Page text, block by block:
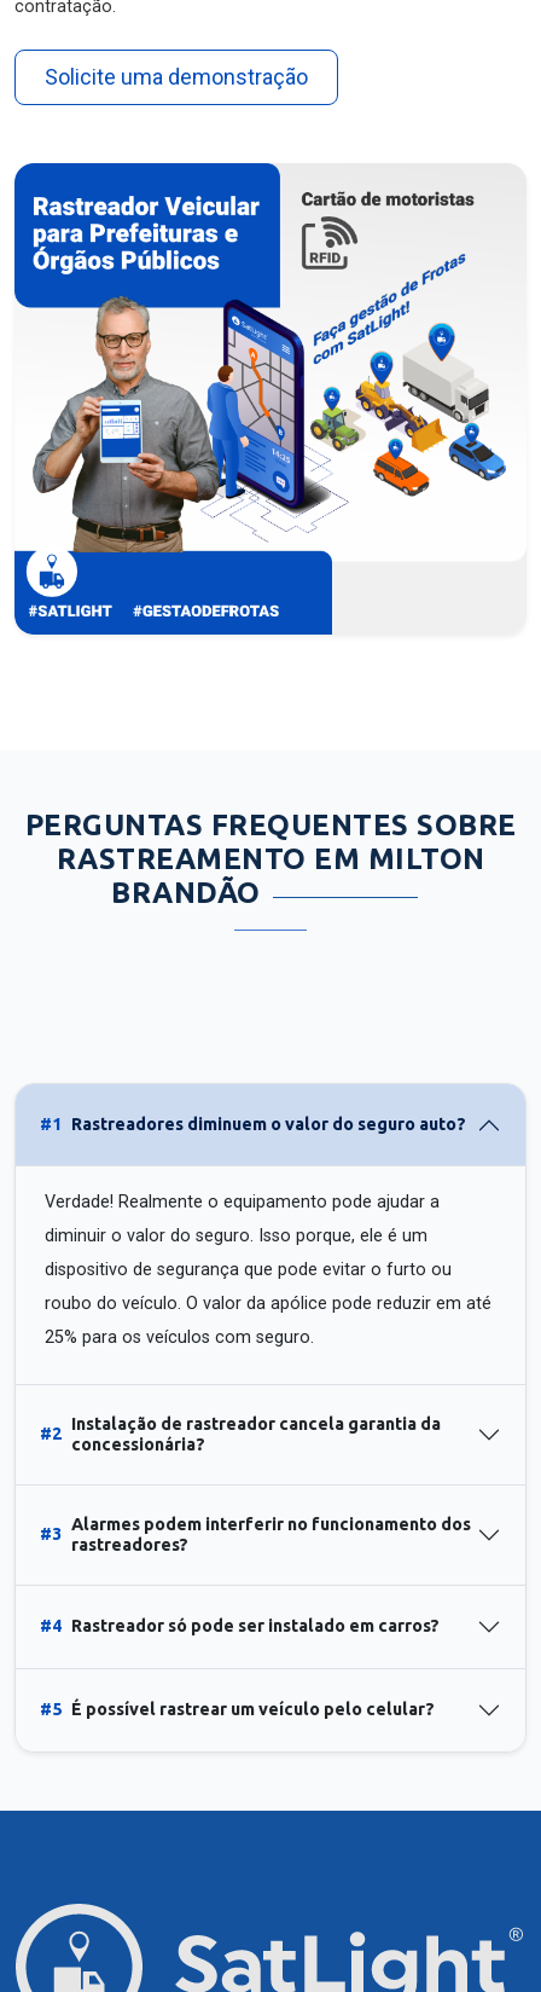
contratação.
Solicite uma demonstração
PERGUNTAS FREQUENTES SOBRE
RASTREAMENTO EM MILTON
BRANDÃO
#1 Rastreadores diminuem o valor do seguro auto?
Verdade! Realmente o equipamento pode ajudar a
diminuir o valor do seguro. Isso porque, ele é um
dispositivo de segurança que pode evitar o furto ou
roubo do veículo. O valor da apólice pode reduzir em até
25% para os veículos com seguro.
#2
Instalação de rastreador cancela garantia da
concessionária?
#3
Alarmes podem interferir no funcionamento dos
rastreadores?
#4 Rastreador só pode ser instalado em carros?
#5 É possível rastrear um veículo pelo celular?